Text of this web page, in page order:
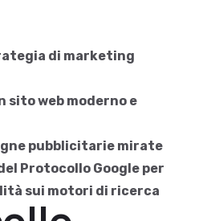
di marketing
sito web moderno e
pubblicitarie mirate
Protocollo Google per
sui motori di ricerca